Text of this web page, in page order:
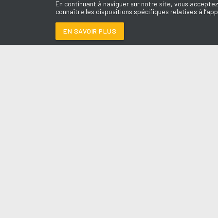
En continuant à naviguer sur notre site, vous
connaître les dispositions spécifiques relatives à
EN SAVOIR PLUS